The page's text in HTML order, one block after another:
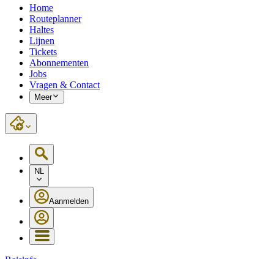
Home
Routeplanner
Haltes
Lijnen
Tickets
Abonnementen
Jobs
Vragen & Contact
Meer
NL
Aanmelden